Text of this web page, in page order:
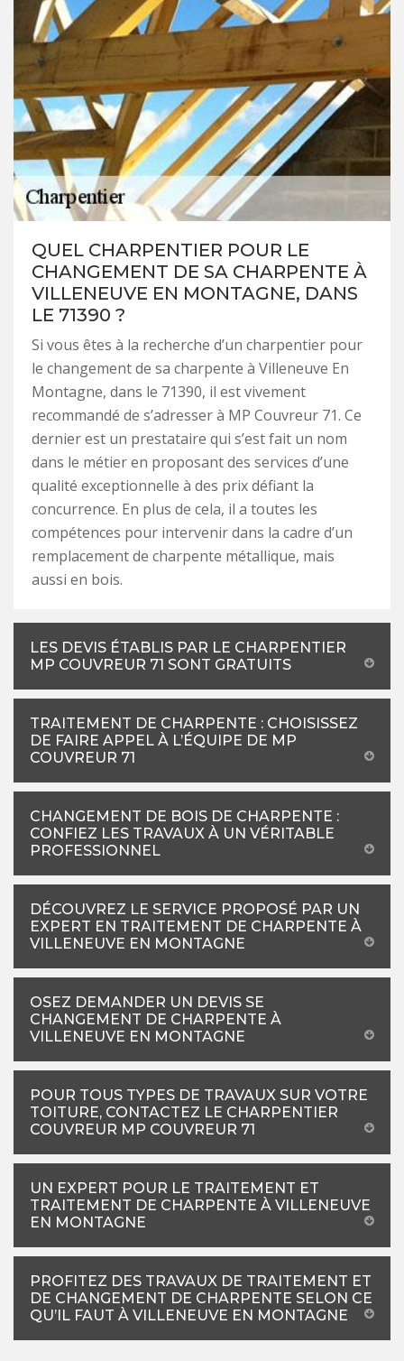
QUEL CHARPENTIER POUR LE
CHANGEMENT DE SA CHARPENTE À
VILLENEUVE EN MONTAGNE, DANS
LE 71390 ?
Si vous êtes à la recherche d’un charpentier pour
le changement de sa charpente à Villeneuve En
Montagne, dans le 71390, il est vivement
recommandé de s’adresser à MP Couvreur 71. Ce
dernier est un prestataire qui s’est fait un nom
dans le métier en proposant des services d’une
qualité exceptionnelle à des prix défiant la
concurrence. En plus de cela, il a toutes les
compétences pour intervenir dans la cadre d’un
remplacement de charpente métallique, mais
aussi en bois.
LES DEVIS ÉTABLIS PAR LE CHARPENTIER
MP COUVREUR 71 SONT GRATUITS
TRAITEMENT DE CHARPENTE : CHOISISSEZ
DE FAIRE APPEL À L’ÉQUIPE DE MP
COUVREUR 71
CHANGEMENT DE BOIS DE CHARPENTE :
CONFIEZ LES TRAVAUX À UN VÉRITABLE
PROFESSIONNEL
DÉCOUVREZ LE SERVICE PROPOSÉ PAR UN
EXPERT EN TRAITEMENT DE CHARPENTE À
VILLENEUVE EN MONTAGNE
OSEZ DEMANDER UN DEVIS SE
CHANGEMENT DE CHARPENTE À
VILLENEUVE EN MONTAGNE
POUR TOUS TYPES DE TRAVAUX SUR VOTRE
TOITURE, CONTACTEZ LE CHARPENTIER
COUVREUR MP COUVREUR 71
UN EXPERT POUR LE TRAITEMENT ET
TRAITEMENT DE CHARPENTE À VILLENEUVE
EN MONTAGNE
PROFITEZ DES TRAVAUX DE TRAITEMENT ET
DE CHANGEMENT DE CHARPENTE SELON CE
QU’IL FAUT À VILLENEUVE EN MONTAGNE